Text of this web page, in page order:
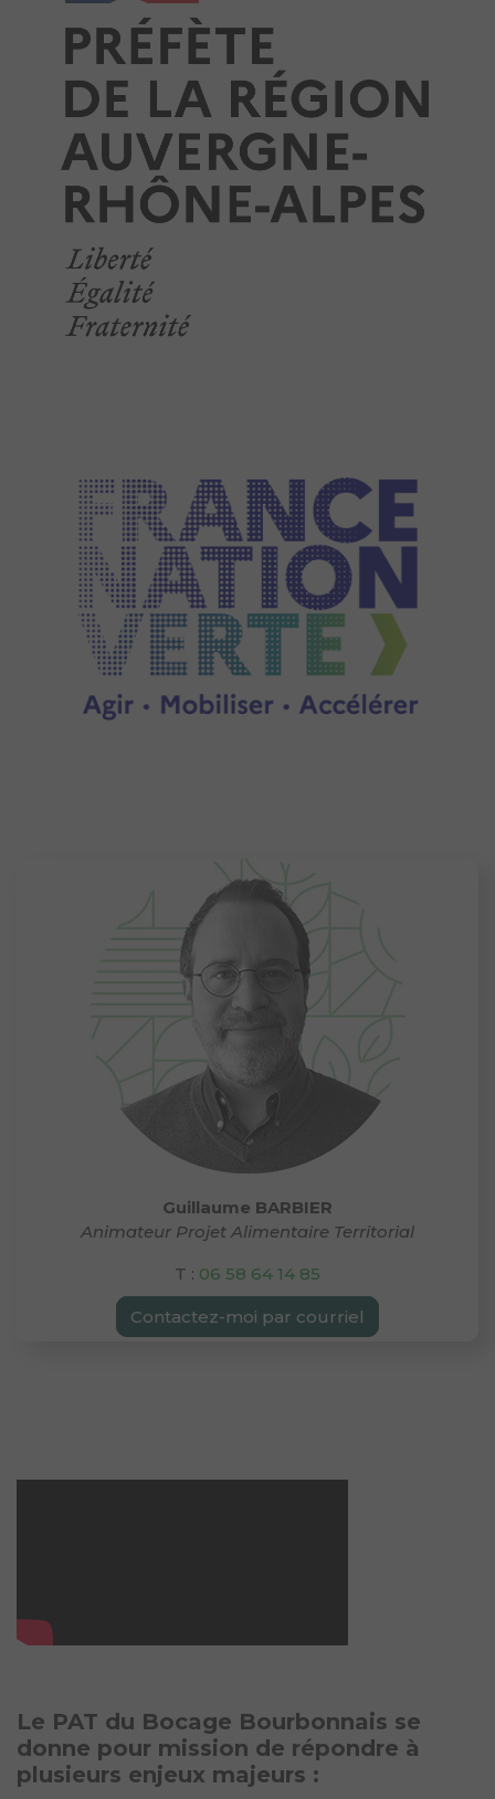
Guillaume BARBIER
Animateur Projet Alimentaire Territorial
T : 06 58 64 14 85
Contactez-moi par courriel
Le PAT du Bocage Bourbonnais se
donne pour mission de répondre à
plusieurs enjeux majeurs :